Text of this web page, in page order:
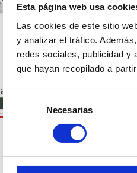
Esta página web usa
Las cookies de este sitio
y analizar el tráfico.
redes sociales, publicidad y
que hayan recopilado a
Selección
de
consentimiento
Necesarias